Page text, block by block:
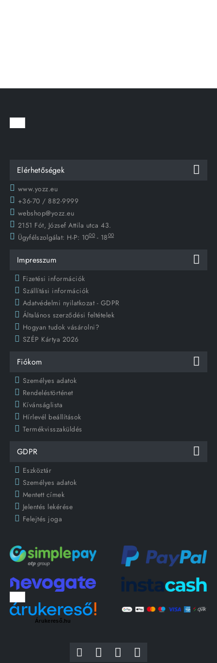
Elérhetőségek
www.yozz.eu
+36-70 / 882-9999
webshop@yozz.eu
2151 Fót, József Attila utca 43.
Ügyfélszolgálat: H-P: 1000 - 1800
Impresszum
Fizetési információk
Szállítási információk
Adatvédelmi nyilatkozat - GDPR
Általános szerződési feltételek
Hogyan tudok vásárolni?
SZÉP Kártya 2026
Fiókom
Személyes adatok
Rendeléstörténet
Kívánságlista
Hírlevél beállítások
Termékvisszaküldés
GDPR
Eszköztár
Személyes adatok
Mentett címek
Jelentés lekérése
Felejtés joga
Árukereső.hu